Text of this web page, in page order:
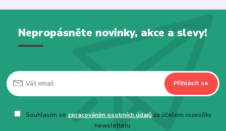
Nepropásněte novinky, akce a slevy!
Přihlásit se
Souhlasím se zpracováním osobních údajů za účelem rozesílky
newsletteru.